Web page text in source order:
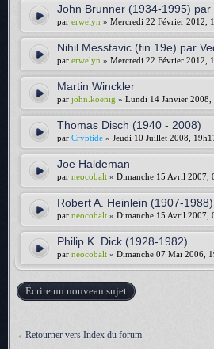
John Brunner (1934-1995) par
par erwelyn » Mercredi 22 Février 2012,
Nihil Messtavic (fin 19e) par
par erwelyn » Mercredi 22 Février 2012,
Martin Winckler
par john.koenig » Lundi 14 Janvier 2008,
Thomas Disch (1940 - 2008)
par Cryptide » Jeudi 10 Juillet 2008,
Joe Haldeman
par neocobalt » Dimanche 15 Avril 2007,
Robert A. Heinlein (1907-1988)
par neocobalt » Dimanche 15 Avril 2007,
Philip K. Dick (1928-1982)
par neocobalt » Dimanche 07 Mai 2006,
Écrire un nouveau sujet
Retourner vers Index du forum